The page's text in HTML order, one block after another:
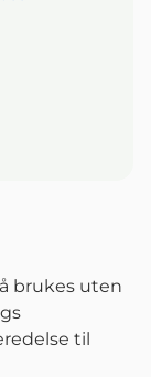
brukes uten
til